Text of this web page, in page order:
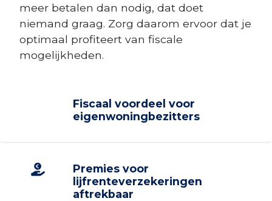
meer betalen dan nodig, dat doet
niemand graag. Zorg daarom ervoor dat je
optimaal profiteert van fiscale
mogelijkheden.
Fiscaal voordeel voor
eigenwoningbezitters
Premies voor
lijfrenteverzekeringen
aftrekbaar